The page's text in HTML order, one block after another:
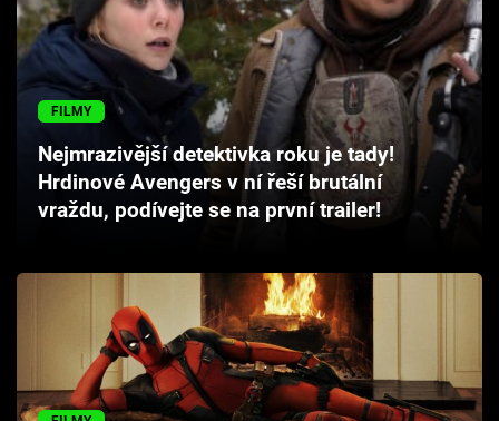
Seriály
Hry
Cool Esport
Pořady
Přihlášení
FILMY
Nejmrazivější detektivka roku je tady!
Hrdinové Avengers v ní řeší brutální
vraždu, podívejte se na první trailer!